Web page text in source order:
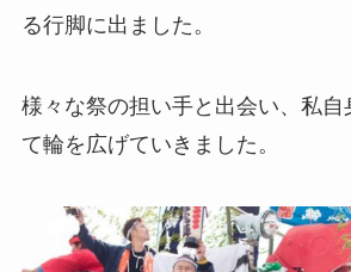
る行脚に出ました。
様々な祭の担い手と出会い、私自
て輪を広げていきました。